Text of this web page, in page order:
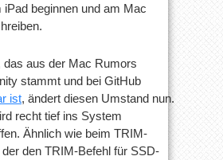
iPad beginnen und am Mac
das aus der Mac Rumors
stammt und bei GitHub
ist, ändert diesen Umstand nun.
recht tief ins System
Ähnlich wie beim TRIM-
der den TRIM-Befehl für SSD-